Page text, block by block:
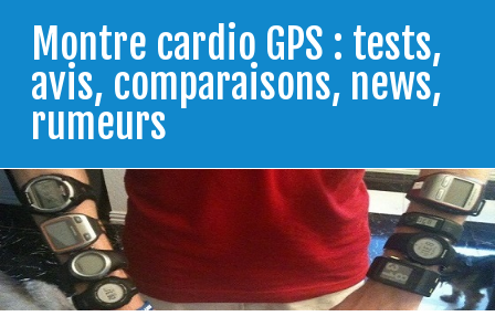
contentMontre cardio GPS : tests,
avis, comparaisons, news,
rumeurs
Testeur de montres GPS, je vous livre les clés pour
trouver celle qui répondra à vos besoins et
comprendre comment bien l'utiliser.